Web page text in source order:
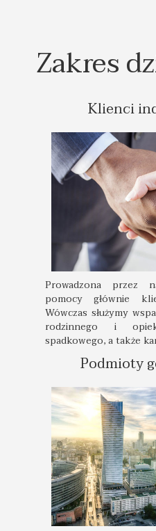
Zakres
Klienci
Prowadzona przez
pomocy głównie
Wówczas służymy
rodzinnego i
spadkowego, a także
Podmioty